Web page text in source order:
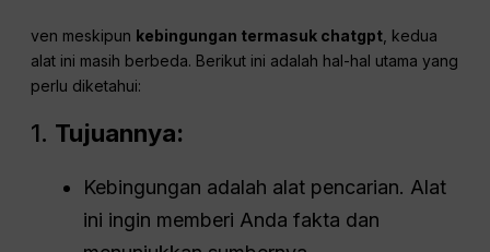
ven meskipun kebingungan termasuk chatgpt , kedua
alat ini masih berbeda. Berikut ini adalah hal-hal utama yang
perlu diketahui:
1. Tujuannya:
Kebingungan adalah alat pencarian. Alat
ini ingin memberi Anda fakta dan